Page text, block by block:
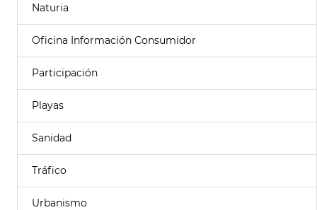
Naturia
Oficina Información Consumidor
Participación
Playas
Sanidad
Tráfico
Urbanismo